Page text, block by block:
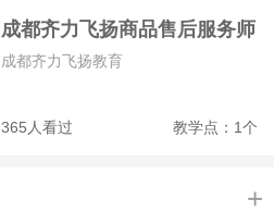
成都齐力飞扬商品售后服务师
培训班
365人看过 教学点：1个
成都齐力飞扬教育
+